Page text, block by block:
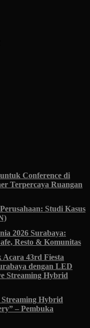
Conference di
Terpercaya Ruangan
Studi Kasus
2026 Surabaya:
Resto & Komunitas
Acara 43rd Fiesta
dengan LED
Streaming Hybrid
Hybrid
– Pembuka